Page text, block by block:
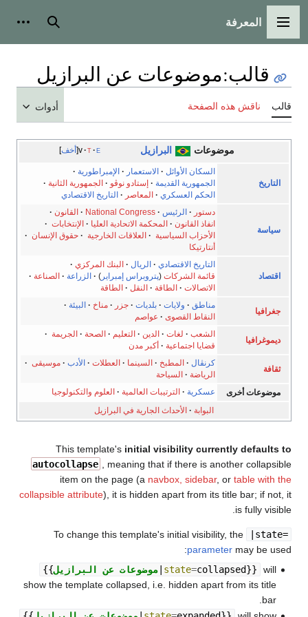
القائمة الرئيسية
المعرفة بحث
قالب:موضوعات عن البرازيل
قالب ناقش هذه الصفحة أدوات
أخف v t e موضوعات البرازيل
التاريخ
السكان الأوائل · الاستعمار · الإمبراطورية ·
الجمهورية القديمة · إستادو نوڤو · الجمهورية الثانية ·
الحكم العسكري · المعاصر · التاريخ الاقتصادي
سياسة
دستور · الرئيس ·
National Congress
· القانون ·
انفاذ القانون · المحكمة الاتحادية العليا · الإنتخابات ·
الأحزاب السياسية · العلاقات الخارجية · حقوق الإنسان ·
أنتارتيكا
اقتصاد
التاريخ الاقتصادي · الريال · البنك المركزي ·
قائمة الشركات (پتروبراس إمبراير)
· الزراعة · الصناعة ·
الاتصالات · الطاقة · النقل · الطاقة
جغرافيا
مناطق · ولايات · بلديات · جزر · مناخ · البيئة ·
النقاط القصوى · عواصم
ديموغرافيا
الشعب · لغات · الدين · التعليم · الصحة · الجريمة ·
قضايا اجتماعية · أكبر مدن
ثقافة
كرنڤال · المطبخ · السينما · العطلات · الأدب · موسيقى ·
الرياضة · السياحة
موضوعات أخرى
عسكرية · الترتيبات العالمية · العلوم والتكنولوجيا
البوابة · الأحداث الجارية في البرازيل
This template's initial visibility currently defaults to
autocollapse
, meaning that if there is another collapsible
item on the page (a navbox, sidebar, or table with the
collapsible attribute), it is hidden apart from its title bar; if not, it
is fully visible.
To change this template's initial visibility, the
|state=
parameter may be used:
{{موضوعات عن البرازيل| state=collapsed}}
will
show the template collapsed, i.e. hidden apart from its title
bar.